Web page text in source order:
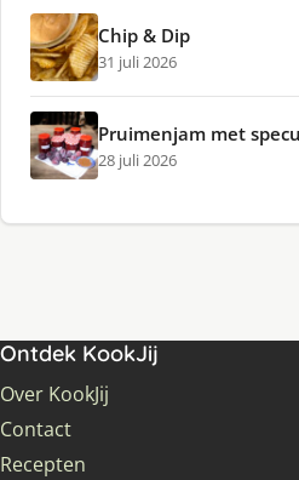
Chip & Dip
31 juli 2026
Pruimenjam met
28 juli 2026
Ontdek KookJij
Over KookJij
Contact
Recepten